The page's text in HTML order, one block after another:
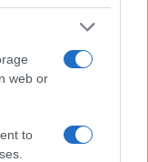
web or
to